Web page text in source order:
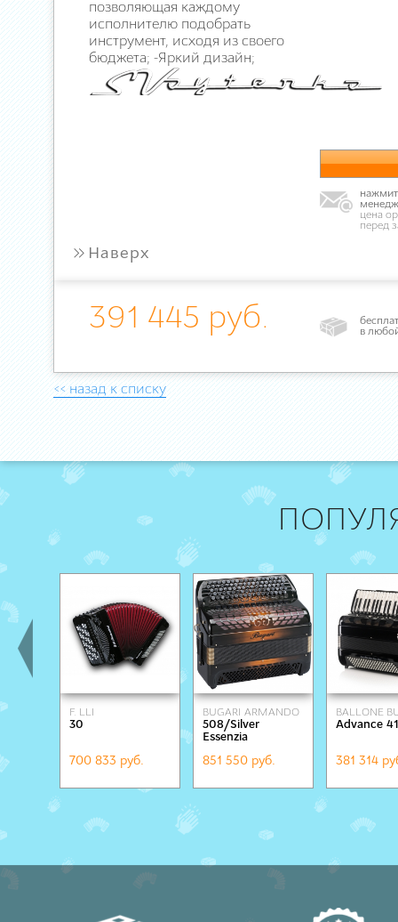
позволяющая каждому
исполнителю подобрать
инструмент, исходя из своего
бюджета; -Яркий дизайн;
цена
перед
» Наверх
391 445 руб.
в
<< назад к списку
F. LLI
ALESSANDRINI
30
700 833 руб.
BUGARI ARMANDO
508/Silver
Essenzia
glossy
851 550 руб.
BALLONE
Advance
381 314